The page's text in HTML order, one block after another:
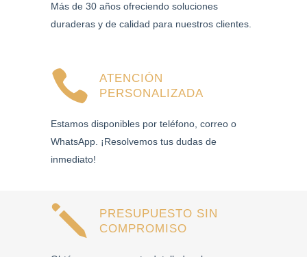
Más de 30 años ofreciendo soluciones
duraderas y de calidad para nuestros clientes.
ATENCIÓN
PERSONALIZADA
Estamos disponibles por teléfono, correo o
WhatsApp. ¡Resolvemos tus dudas de
inmediato!
PRESUPUESTO SIN
COMPROMISO